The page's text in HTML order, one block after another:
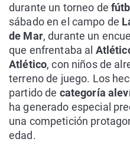
durante un torneo de
sábado en el campo de
de Mar, durante un
que enfrentaba al
Atlético, con niños de
terreno de juego. Los
partido de categoría
ha generado especial
una competición
edad.